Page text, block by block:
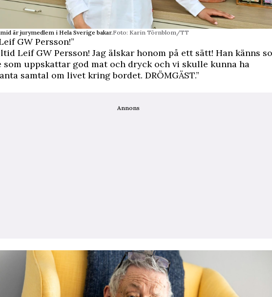
är jurymedlem i Hela Sverige bakar.Foto: Karin Törnblom/TT
GW Persson!”
Leif GW Persson! Jag älskar honom på ett sätt! Han känns
som uppskattar god mat och dryck och vi skulle kunna ha
samtal om livet kring bordet. DRÖMGÄST.”
Annons